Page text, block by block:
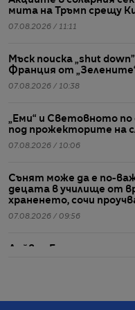
мита на Тръмп срещу
07.08.2026 / 11:11
Мъск поиска „shut
Франция от
07.08.2026 / 10:38
„Еми“ и Световното
под прожекторите на
07.08.2026 / 10:06
Сънят може да е по-
децата в училище от
храненето, сочи
07.08.2026 / 09:56
Дейвид Елисън спечели